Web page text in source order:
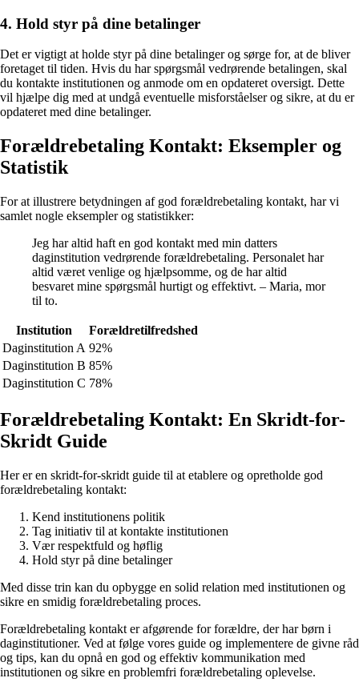
4. Hold styr på dine betalinger
Det er vigtigt at holde styr på dine betalinger og sørge for, at de bliver
foretaget til tiden. Hvis du har spørgsmål vedrørende betalingen, skal
du kontakte institutionen og anmode om en opdateret oversigt. Dette
vil hjælpe dig med at undgå eventuelle misforståelser og sikre, at du er
opdateret med dine betalinger.
Forældrebetaling Kontakt: Eksempler og
Statistik
For at illustrere betydningen af god forældrebetaling kontakt, har vi
samlet nogle eksempler og statistikker:
Jeg har altid haft en god kontakt med min datters
daginstitution vedrørende forældrebetaling. Personalet har
altid været venlige og hjælpsomme, og de har altid
besvaret mine spørgsmål hurtigt og effektivt. – Maria, mor
til to.
Institution
Forældretilfredshed
Daginstitution A 92%
Daginstitution B 85%
Daginstitution C 78%
Forældrebetaling Kontakt: En Skridt-for-
Skridt Guide
Her er en skridt-for-skridt guide til at etablere og opretholde god
forældrebetaling kontakt:
Kend institutionens politik
Tag initiativ til at kontakte institutionen
Vær respektfuld og høflig
Hold styr på dine betalinger
Med disse trin kan du opbygge en solid relation med institutionen og
sikre en smidig forældrebetaling proces.
Forældrebetaling kontakt er afgørende for forældre, der har børn i
daginstitutioner. Ved at følge vores guide og implementere de givne råd
og tips, kan du opnå en god og effektiv kommunikation med
institutionen og sikre en problemfri forældrebetaling oplevelse.